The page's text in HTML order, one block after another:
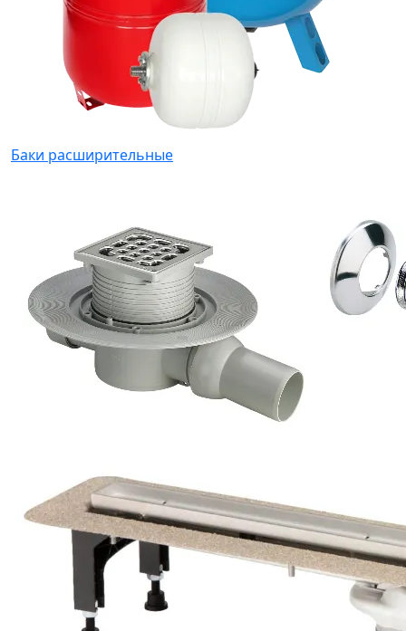
Баки расширительные